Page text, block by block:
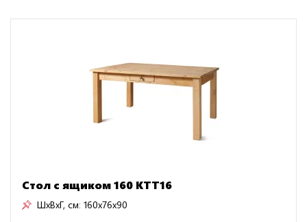
Стол с ящиком 160 KTT16
ШxВxГ, см: 160x76x90